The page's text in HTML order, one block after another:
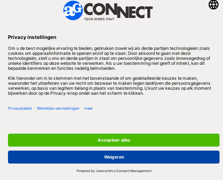
Volg ons
Redactionele partner
Algemene Voorwaarden & Copyrights